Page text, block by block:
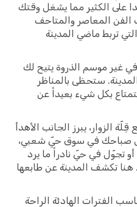
على الكثير مما يشغل وقتك
الفن المعاصر والمتاحف
تربط ماضي المدينة
غير موسم الذروة يتيح لك
ستحظى بالمناظر
بكل شيء بعيداً عن
قِلّة الزوار، يبرز الجانب الأهدأ
صباحك في سوق حيّ شعبي،
تجوّل في حيّ نادراً ما يرد
هنا تكشف المدينة عن طابعها
الفترات الهادئة الراحة